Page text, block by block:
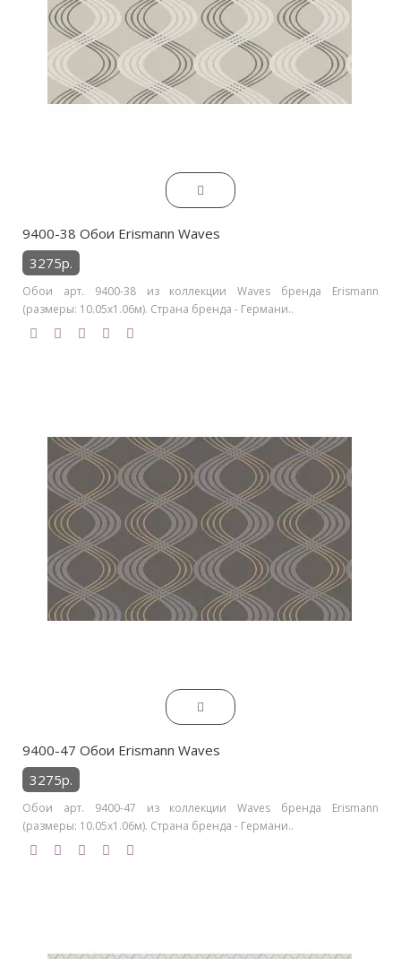
9400-38 Обои Erismann Waves
3275р.
Обои арт. 9400-38 из коллекции Waves бренда Erismann
(размеры: 10.05х1.06м). Страна бренда - Германи..
9400-47 Обои Erismann Waves
3275р.
Обои арт. 9400-47 из коллекции Waves бренда Erismann
(размеры: 10.05х1.06м). Страна бренда - Германи..